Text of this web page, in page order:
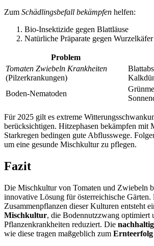
Zum Schädlingsbefall bekämpfen helfen:
Bio-Insektizide gegen Blattläuse
Natürliche Präparate gegen Wurzelkäfer
Problem
Tomaten Zwiebeln Krankheiten
(Pilzerkrankungen)
Boden-Nematoden
Für 2025 gilt es extreme
berücksichtigen. Hitzephasen bekämpfen mit
Starkregen bedingen gute Abflusswege.
um eine gesunde Mischkultur zu pflegen.
Fazit
Die Mischkultur von Tomaten und Zwiebeln
innovative Lösung für österreichische Gärten.
Zusammenpflanzen dieser Kulturen entsteht
Mischkultur, die Bodennutzzwang optimiert
Pflanzenkrankheiten reduziert. Die
wie diese tragen maßgeblich zum Ernteerfolg